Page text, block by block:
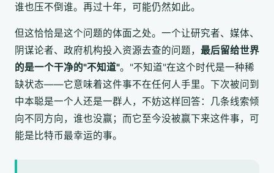
谁也压不倒谁。再过十年，可能仍然如此。
但这恰恰是这个问题的体面之处。一个让研究者、媒体、
阴谋论者、政府机构投入资源去查的问题， 最后留给世界
的是一个干净的"不知道"。"不知道"在这个时代是一种稀
缺状态——它意味着这件事不在任何人手里。下次被问到
中本聪是一个人还是一群人，不妨这样回答：几条线索倾
向不同方向，谁也没赢；而它至今没被赢下来这件事，可
能是比特币最幸运的事。